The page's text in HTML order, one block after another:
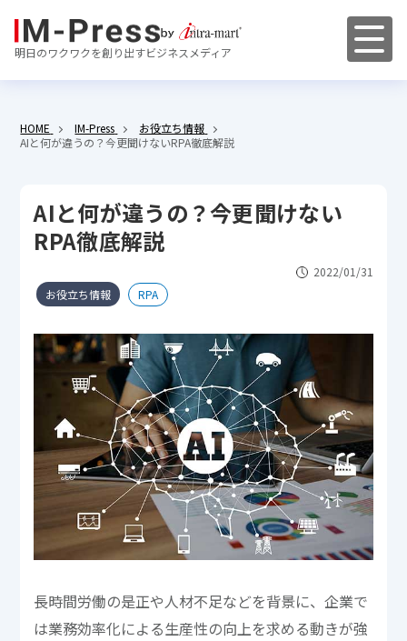
明日のワクワクを創り出すビジネスメディア
HOME IM-Press
お役立ち情報
AIと何が違うの？今更聞けないRPA徹底解説
AIと何が違うの？今更聞けない
RPA徹底解説
2022/01/31
お役立ち情報
RPA
長時間労働の是正や人材不足などを背景に、企業で
は業務効率化による生産性の向上を求める動きが強